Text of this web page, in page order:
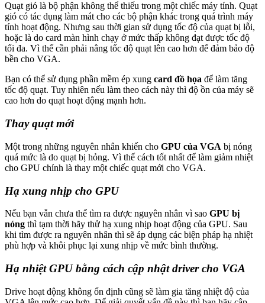
Quạt gió là bộ phận không thể thiếu trong một chiếc máy tính. Quạt
gió có tác dụng làm mát cho các bộ phận khác trong quá trình máy
tính hoạt động. Nhưng sau thời gian sử dụng tốc độ của quạt bị lỗi,
hoặc là do card màn hình chạy ở mức thấp không đạt được tốc độ
tối đa. Vì thế cần phải nâng tốc độ quạt lên cao hơn để đảm bảo độ
bền cho VGA.
Bạn có thể sử dụng phần mềm ép xung card đồ họa để làm tăng
tốc độ quạt. Tuy nhiên nếu làm theo cách này thì độ ồn của máy sẽ
cao hơn do quạt hoạt động mạnh hơn.
Thay quạt mới
Một trong những nguyên nhân khiến cho GPU của VGA bị nóng
quá mức là do quạt bị hỏng. Vì thế cách tốt nhất để làm giảm nhiệt
cho GPU chính là thay một chiếc quạt mới cho VGA.
Hạ xung nhịp cho GPU
Nếu bạn vẫn chưa thể tìm ra được nguyên nhân vì sao GPU bị
nóng thì tạm thời hãy thử hạ xung nhịp hoạt động của GPU. Sau
khi tìm được ra nguyên nhân thì sẽ áp dụng các biện pháp hạ nhiệt
phù hợp và khôi phục lại xung nhịp về mức bình thường.
Hạ nhiệt GPU bằng cách cập nhật driver cho VGA
Drive hoạt động không ổn định cũng sẽ làm gia tăng nhiệt độ của